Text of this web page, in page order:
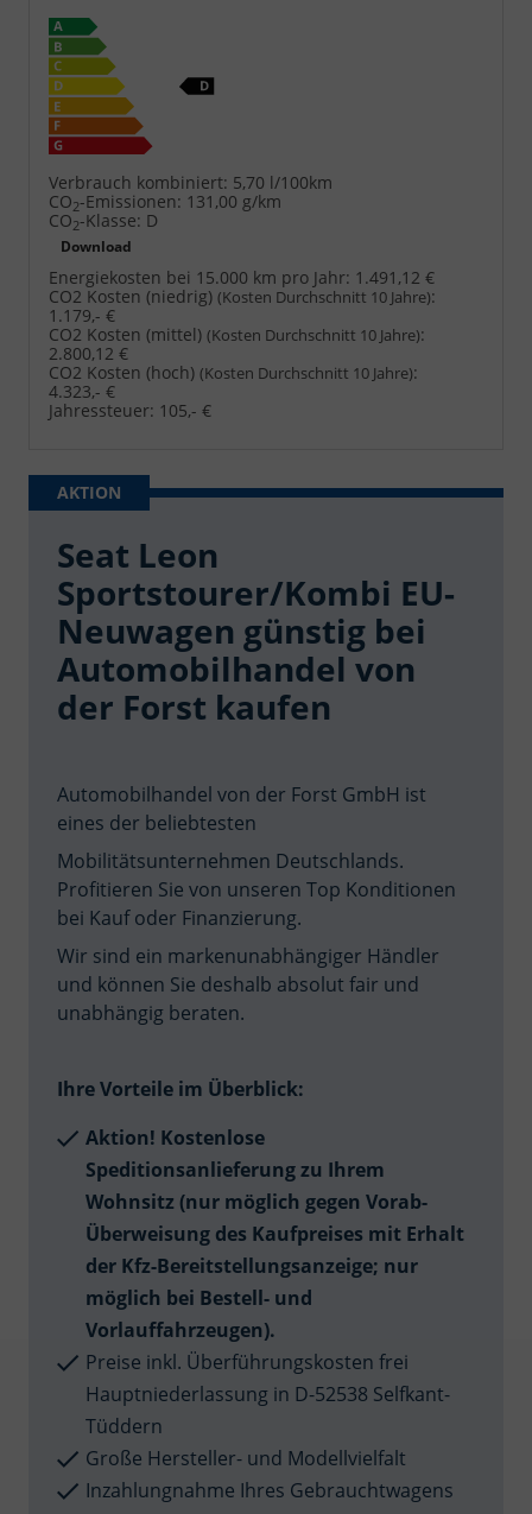
Verbrauch kombiniert: 5,70 l/100km
CO2-Emissionen: 131,00 g/km
CO2-Klasse: D
Download
Energiekosten bei 15.000 km pro Jahr: 1.491,12 €
CO2 Kosten (niedrig) (Kosten Durchschnitt 10 Jahre):
1.179,- €
CO2 Kosten (mittel) (Kosten Durchschnitt 10 Jahre):
2.800,12 €
CO2 Kosten (hoch) (Kosten Durchschnitt 10 Jahre):
4.323,- €
Jahressteuer: 105,- €
Seat Leon
Sportstourer/Kombi EU-
Neuwagen günstig bei
Automobilhandel von
der Forst kaufen
Automobilhandel von der Forst GmbH ist
eines der beliebtesten
Mobilitätsunternehmen Deutschlands.
Profitieren Sie von unseren Top Konditionen
bei Kauf oder Finanzierung.
Wir sind ein markenunabhängiger Händler
und können Sie deshalb absolut fair und
unabhängig beraten.
Ihre Vorteile im Überblick:
Aktion! Kostenlose
Speditionsanlieferung zu Ihrem
Wohnsitz (nur möglich gegen Vorab-
Überweisung des Kaufpreises mit Erhalt
der Kfz-Bereitstellungsanzeige; nur
möglich bei Bestell- und
Vorlauffahrzeugen).
Preise inkl. Überführungskosten frei
Hauptniederlassung in D-52538 Selfkant-
Tüddern
Große Hersteller- und Modellvielfalt
Inzahlungnahme Ihres Gebrauchtwagens